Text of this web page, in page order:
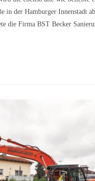
in der Hamburger Innenstadt
die Firma BST Becker